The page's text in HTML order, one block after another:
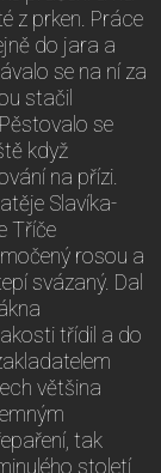
z prken. Práce
do jara a
se na ní za
stačil
se
když
na přízi.
Slavíka-
Tříče
rosou a
svázaný. Dal
třídil a do
většina
tak
století